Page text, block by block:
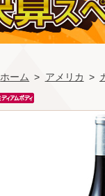
ホーム > アメリカ >